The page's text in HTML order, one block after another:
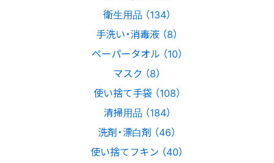
衛生用品 （134）
手洗い・消毒液 （8）
ペーパータオル （10）
マスク （8）
使い捨て手袋 （108）
清掃用品 （184）
洗剤・漂白剤 （46）
使い捨てフキン （40）